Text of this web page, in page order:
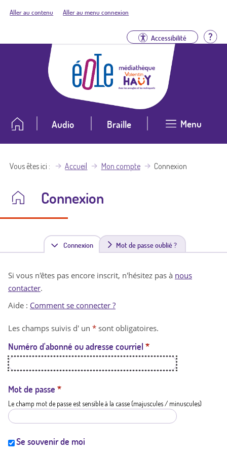
Aller au contenu Aller au menu connexion
Accessibilité
Audio Braille Menu
Vous êtes ici Accueil Mon compte Connexion
Connexion
Connexion(
n
t
a
t
i
Mot de passe oublié ?
Si vous n'êtes pas encore inscrit, n'hésitez pas à nous
contacter.
Aide : Comment se connecter ?
Les champs suivis d' un * sont obligatoires.
Numéro d'abonné ou adresse courriel *
Mot de passe *
Le champ mot de passe est sensible à la casse (majuscules / minuscules)
Se souvenir de moi